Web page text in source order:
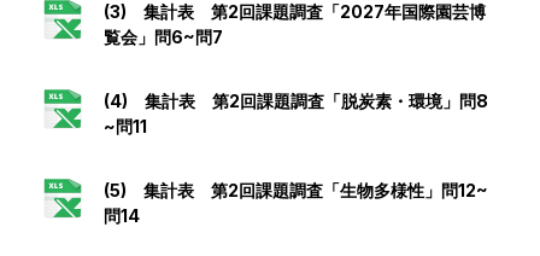
(3) 集計表 第2回課題調査「2027年国際園芸博
覧会」問6~問7
(4) 集計表 第2回課題調査「脱炭素・環境」問8
~問11
(5) 集計表 第2回課題調査「生物多様性」問12~
問14